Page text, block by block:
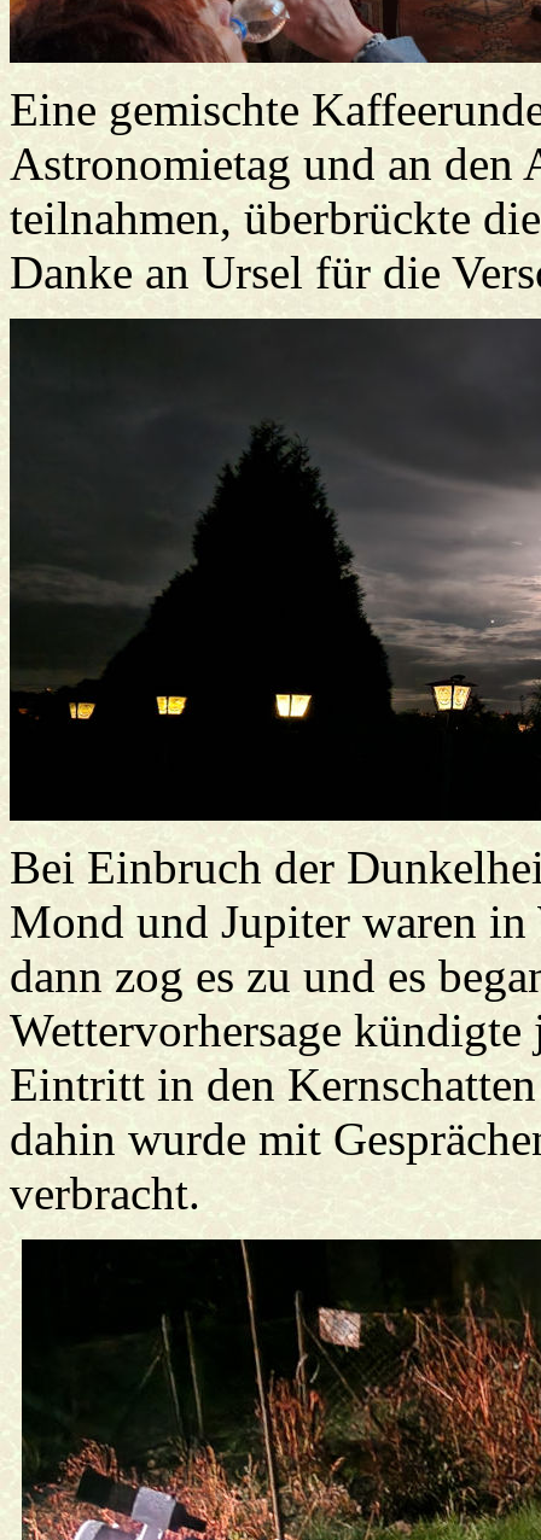
Eine gemischte
Astronomietag und an den
teilnahmen, überbrückte
Danke an Ursel für die
Bei Einbruch der
Mond und Jupiter waren
dann zog es zu und es
Wettervorhersage
Eintritt in den
dahin wurde mit
verbracht.